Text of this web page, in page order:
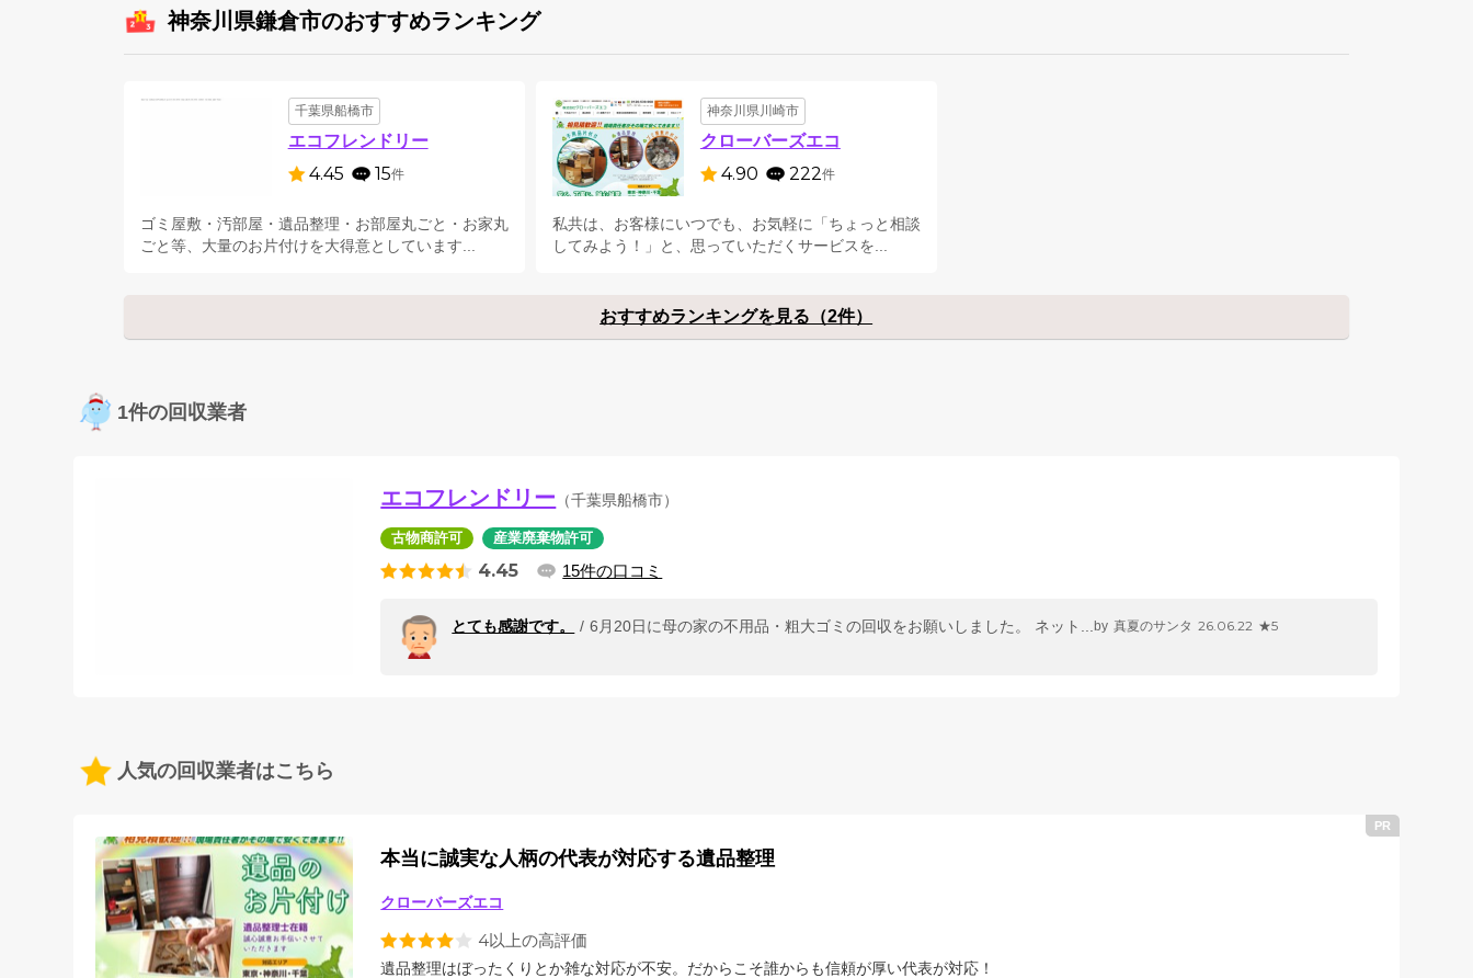
神奈川県鎌倉市のおすすめランキング
千葉県船橋市
エコフレンドリー
4.45 15件
ゴミ屋敷・汚部屋・遺品整理・お部屋丸ごと・お家丸
ごと等、大量のお片付けを大得意としています...
神奈川県川崎市
クローバーズエコ
4.90 222件
私共は、お客様にいつでも、お気軽に「ちょっと相談
してみよう！」と、思っていただくサービスを...
おすすめランキングを見る（2件）
1件の回収業者
エコフレンドリー （千葉県船橋市）
古物商許可 産業廃棄物許可
4.45 15件の口コミ
とても感謝です。 6月20日に母の家の不用品・粗大ゴミの回収をお願いしました。 ネット... 真夏のサンタ 26.06.22 ★5
人気の回収業者はこちら
本当に誠実な人柄の代表が対応する遺品整理
クローバーズエコ
4以上の高評価
遺品整理はぼったくりとか雑な対応が不安。だからこそ誰からも信頼が厚い代表が対応！